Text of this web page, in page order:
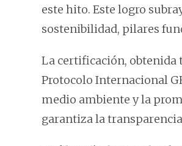
este hito. Este logro
sostenibilidad, pilares
La certificación, obtenida
Protocolo Internacional
medio ambiente y la
garantiza la